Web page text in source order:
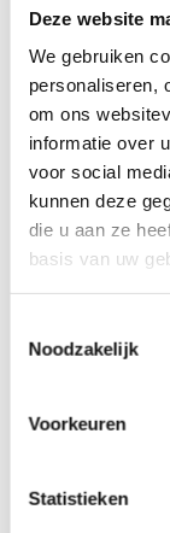
Deze website
We gebruiken
personaliseren,
om ons
informatie over
voor social
kunnen deze
die u aan ze
basis van uw
Noodzakelijk
Voorkeuren
Statistieken
van
polypropyleen,
steriel
per 30 stuks
Extra
Afmeting
Beoordelingen
Beoordelingen